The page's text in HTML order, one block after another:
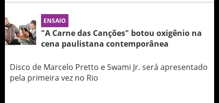
ENSAIO
"A Carne das Canções" botou oxigênio na
cena paulistana contemporânea
Disco de Marcelo Pretto e Swami Jr. será apresentado
pela primeira vez no Rio